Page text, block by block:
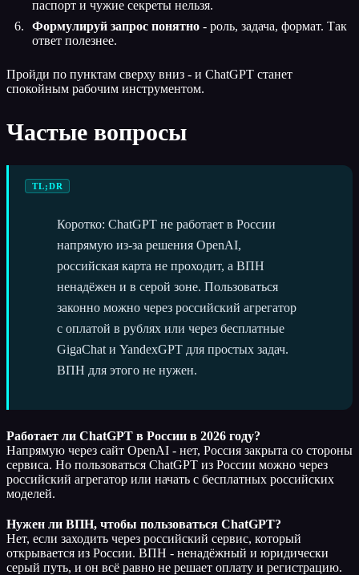
паспорт и чужие секреты нельзя.
Формулируй запрос понятно - роль, задача, формат. Так
ответ полезнее.
Пройди по пунктам сверху вниз - и ChatGPT станет
спокойным рабочим инструментом.
Частые вопросы
TL;DR
Коротко: ChatGPT не работает в России
напрямую из-за решения OpenAI,
российская карта не проходит, а ВПН
ненадёжен и в серой зоне. Пользоваться
законно можно через российский агрегатор
с оплатой в рублях или через бесплатные
GigaChat и YandexGPT для простых задач.
ВПН для этого не нужен.
Работает ли ChatGPT в России в 2026 году?
Напрямую через сайт OpenAI - нет, Россия закрыта со стороны
сервиса. Но пользоваться ChatGPT из России можно через
российский агрегатор или начать с бесплатных российских
моделей.
Нужен ли ВПН, чтобы пользоваться ChatGPT?
Нет, если заходить через российский сервис, который
открывается из России. ВПН - ненадёжный и юридически
серый путь, и он всё равно не решает оплату и регистрацию.